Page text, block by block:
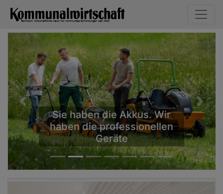
Sie haben die Akkus. Wir
haben die professionellen
Geräte
Previous Next